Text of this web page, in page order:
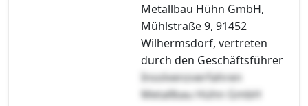
Metallbau Hühn GmbH,
Mühlstraße 9, 91452
Wilhermsdorf, vertreten
durch den Geschäftsführer
Insolvenzverfahren
Metallbau Hühn GmbH